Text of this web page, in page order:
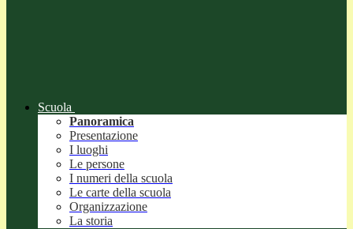
Scuola
Panoramica
Presentazione
I luoghi
Le persone
I numeri della scuola
Le carte della scuola
Organizzazione
La storia